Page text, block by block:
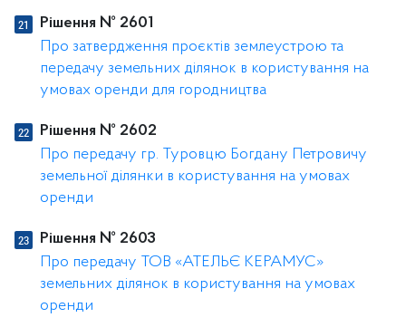
Рішення № 2601
Про затвердження проєктів землеустрою та
передачу земельних ділянок в користування на
умовах оренди для городництва
Рішення № 2602
Про передачу гр. Туровцю Богдану Петровичу
земельної ділянки в користування на умовах
оренди
Рішення № 2603
Про передачу ТОВ «АТЕЛЬЄ КЕРАМУС»
земельних ділянок в користування на умовах
оренди